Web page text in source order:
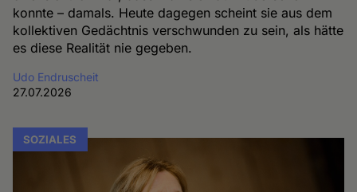
konnte – damals. Heute dagegen scheint sie aus dem
kollektiven Gedächtnis verschwunden zu sein, als hätte
es diese Realität nie gegeben.
Udo Endruscheit
27.07.2026
SOZIALES